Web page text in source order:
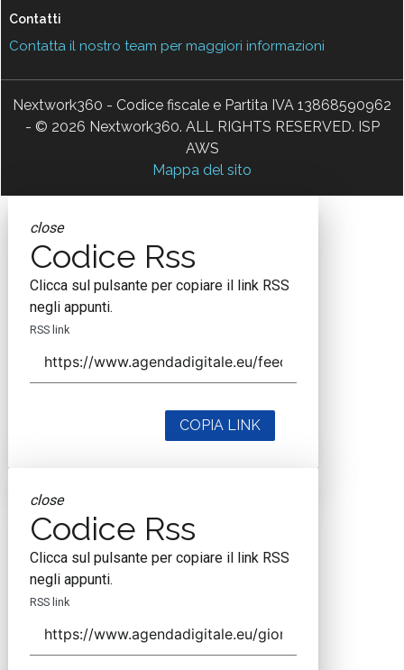
Contatti
Contatta il nostro team per maggiori informazioni
Nextwork360 - Codice fiscale e Partita IVA 13868590962
- © 2026 Nextwork360. ALL RIGHTS RESERVED. ISP
AWS
Mappa del sito
close
Codice Rss
Clicca sul pulsante per copiare il link RSS
negli appunti.
RSS link
COPIA LINK
close
Codice Rss
Clicca sul pulsante per copiare il link RSS
negli appunti.
RSS link